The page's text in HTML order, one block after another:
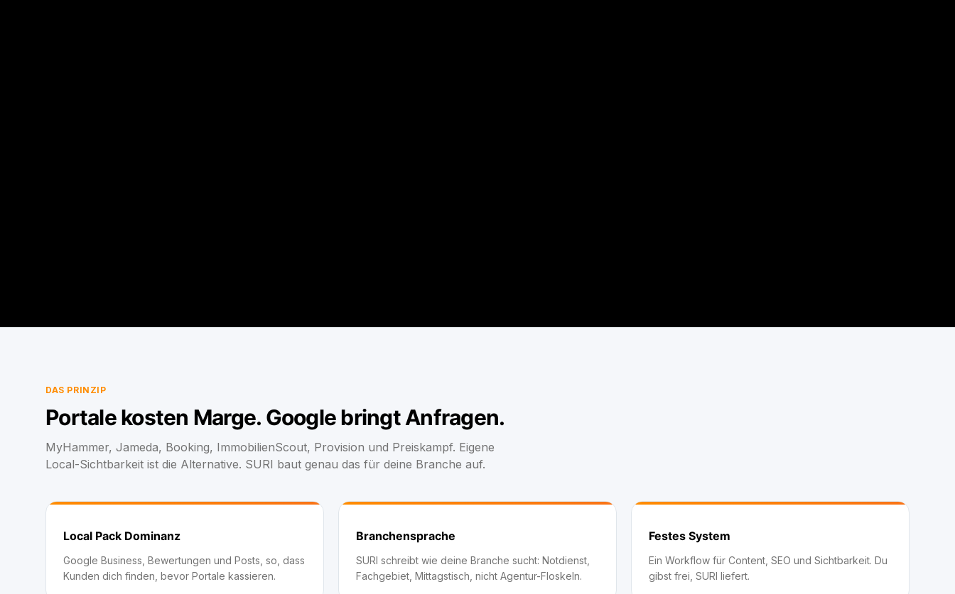
DAS PRINZIP
Portale kosten Marge. Google bringt Anfragen.
MyHammer, Jameda, Booking, ImmobilienScout, Provision und Preiskampf. Eigene
Local-Sichtbarkeit ist die Alternative. SURI baut genau das für deine Branche auf.
Local Pack Dominanz
Google Business, Bewertungen und Posts, so, dass
Kunden dich finden, bevor Portale kassieren.
Branchensprache
SURI schreibt wie deine Branche sucht: Notdienst,
Fachgebiet, Mittagstisch, nicht Agentur-Floskeln.
Festes System
Ein Workflow für Content, SEO und Sichtbarkeit. Du
gibst frei, SURI liefert.